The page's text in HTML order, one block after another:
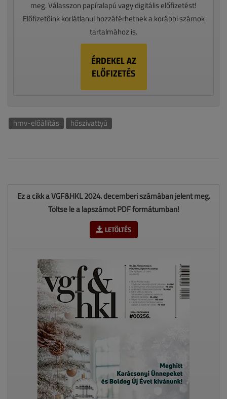
meg. Válasszon papíralapú vagy digitális előfizetést!
Előfizetőink korlátlanul hozzáférhetnek a korábbi számok
tartalmához is.
ÉRDEKEL AZ
ELŐFIZETÉS
hmv-előállítás hőszivattyú
Ez a cikk a VGF&HKL 2024. decemberi számában jelent meg.
Töltse le a lapszámot PDF formátumban!
LETÖLTÉS